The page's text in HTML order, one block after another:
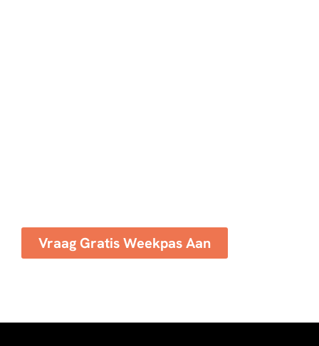
Vraag Gratis Weekpas Aan